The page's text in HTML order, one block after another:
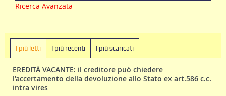
Ricerca Avanzata
I più letti I più recenti I più scaricati
EREDITÀ VACANTE: il creditore può chiedere
l’accertamento della devoluzione allo Stato ex art.586 c.c.
intra vires